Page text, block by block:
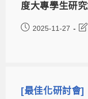
度大專學生研
2025-11-27
[最佳化研討會]